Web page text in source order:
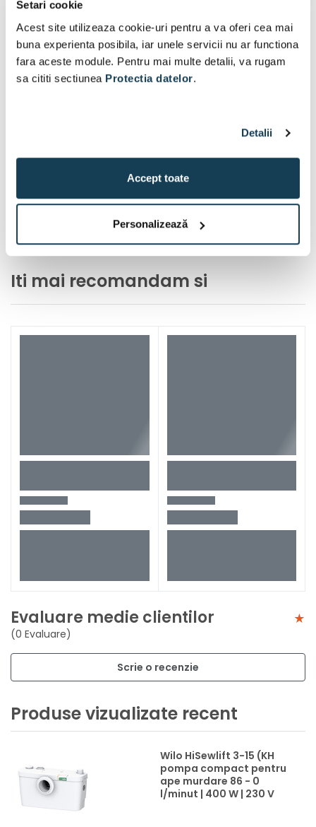
Setari cookie
Acest site utilizeaza cookie-uri pentru a va oferi cea mai
buna experienta posibila, iar unele servicii nu ar functiona
fara aceste module. Pentru mai multe detalii, va rugam
sa cititi sectiunea Protectia datelor.
Detalii
Accept toate
Personalizează
Iti mai recomandam si
Evaluare medie clientilor
(0 Evaluare)
Scrie o recenzie
Produse vizualizate recent
Wilo HiSewlift 3-15 (KH
pompa compact pentru
ape murdare 86 - 0
l/minut | 400 W | 230 V